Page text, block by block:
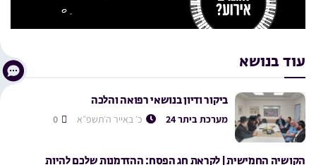
עוד בנושא
ביקור ודיון בנושאי רפואה והלכה
מערכת ביתר 24 כ׳ באייר ה׳תשפ״א
הקושיה החמישית | לקראת חג הפסח: ההזדמנות שלכם להיות